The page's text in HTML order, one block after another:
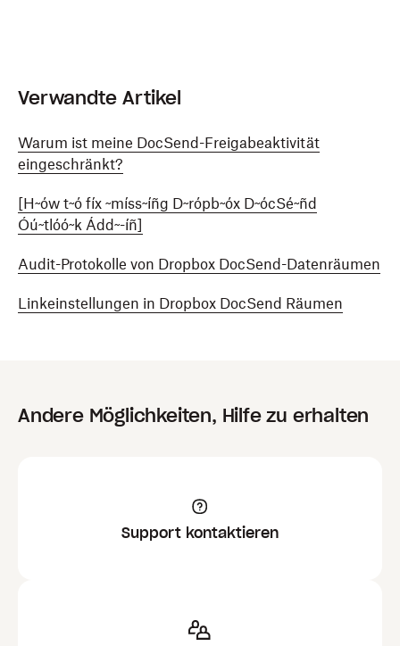
Verwandte Artikel
Warum ist meine DocSend-Freigabeaktivität
eingeschränkt?
[H~ów t~ó fíx ~míss~íñg D~rópb~óx D~ócSé~ñd
Óú~tlóó~k Ádd~-íñ]
Audit-Protokolle von Dropbox DocSend-Datenräumen
Linkeinstellungen in Dropbox DocSend Räumen
Andere Möglichkeiten, Hilfe zu erhalten
Support kontaktieren